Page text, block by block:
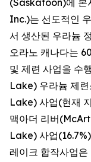
(Saskatoon)에 본
Inc.)는 선도적인
서 생산된 우라늄
오라노 캐나다는
및 제련 사업을 수
Lake) 우라늄 제
Lake) 사업(현재
맥아더 리버
Lake) 사업
레이크 합작사업